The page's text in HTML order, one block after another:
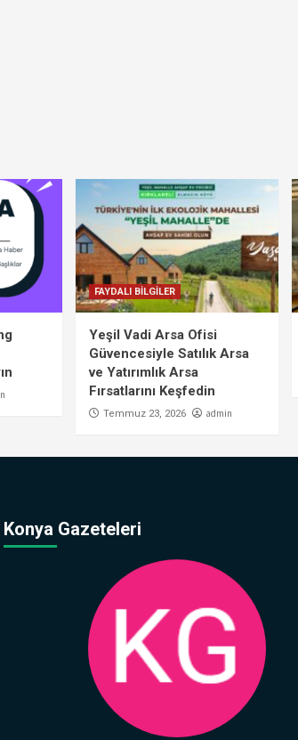
FAYDALI BİLGİLER
Yeşil Vadi Arsa Ofisi
Güvencesiyle Satılık Arsa
ve Yatırımlık Arsa
Fırsatlarını Keşfedin
Temmuz 23, 2026 admin
Konya Gazeteleri